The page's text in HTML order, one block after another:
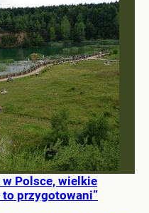
Polsce, wielkie
przygotowani”